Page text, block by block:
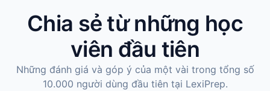
Chia sẻ từ những học
viên đầu tiên
Những đánh giá và góp ý của một vài trong tổng số
10.000 người dùng đầu tiên tại LexiPrep.